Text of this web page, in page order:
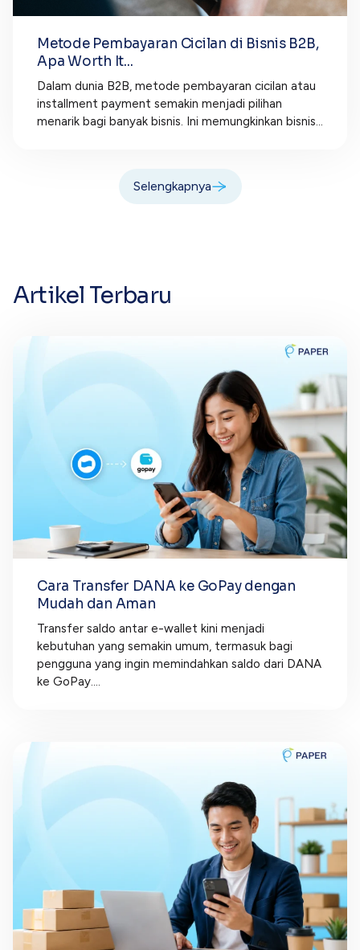
Metode Pembayaran Cicilan di Bisnis B2B,
Apa Worth It...
Dalam dunia B2B, metode pembayaran cicilan atau
installment payment semakin menjadi pilihan
menarik bagi banyak bisnis. Ini memungkinkan bisnis...
Selengkapnya
Artikel Terbaru
Cara Transfer DANA ke GoPay dengan
Mudah dan Aman
Transfer saldo antar e-wallet kini menjadi
kebutuhan yang semakin umum, termasuk bagi
pengguna yang ingin memindahkan saldo dari DANA
ke GoPay....